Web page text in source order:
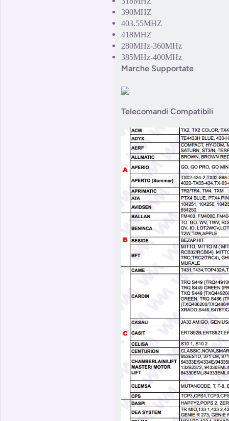
390MHZ
403.55MHZ
418MHZ
280MHz-360MHz
385MHz-400MHz
Marche Supportate
Telecomandi Compatibili